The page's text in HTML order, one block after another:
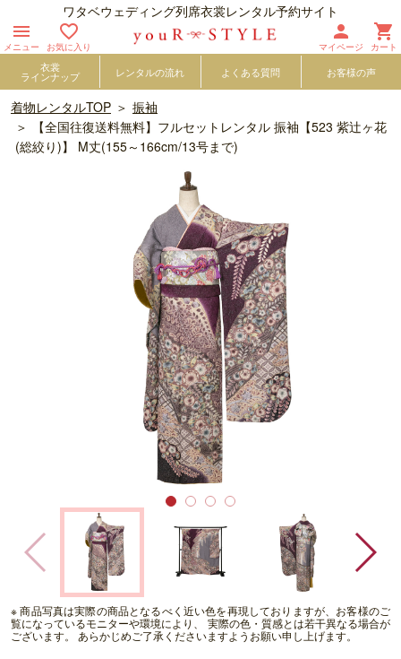
ワタベウェディング列席衣裳レンタル予約サイト

メニュー

お気に入り

マイページ

カート
衣裳
ラインナップ レンタルの流れ よくある質問 お客様の声
着物レンタルTOP
振袖
【全国往復送料無料】フルセットレンタル 振袖【523 紫辻ヶ花
(総絞り)】 M丈(155～166cm/13号まで)
※ 商品写真は実際の商品となるべく近い色を再現しておりますが、お客様のご
覧になっているモニターや環境により、 実際の色・質感とは若干異なる場合が
ございます。 あらかじめご了承くださいますようお願い申し上げます。